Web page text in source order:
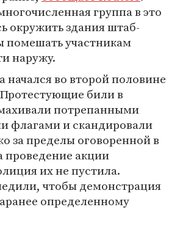
группа в это
окружить здания штаб-
помешать участникам
наружу.
во второй половине
били в
потрепанными
флагами и скандировали
за пределы оговоренной в
проведение акции
их не пустила.
чтобы демонстрация
определенному